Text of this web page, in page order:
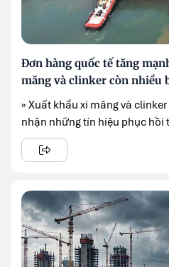
Đơn hàng quốc tế tăng
măng và clinker còn nhiều
» Xuất khẩu xi măng và
nhận những tín hiệu phục hồi